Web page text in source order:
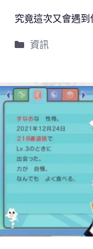
究竟這次又會遇
資訊